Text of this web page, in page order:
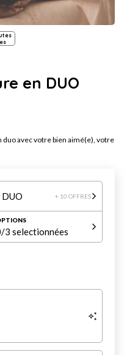
en DUO
avec votre bien aimé(e), votre
DUO + 10 OFFRES
/3 selectionnées